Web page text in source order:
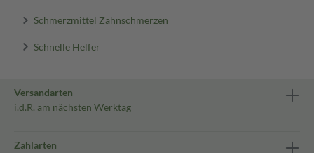
Schmerzmittel Zahnschmerzen
Schnelle Helfer
Versandarten
i.d.R. am nächsten Werktag
Zahlarten